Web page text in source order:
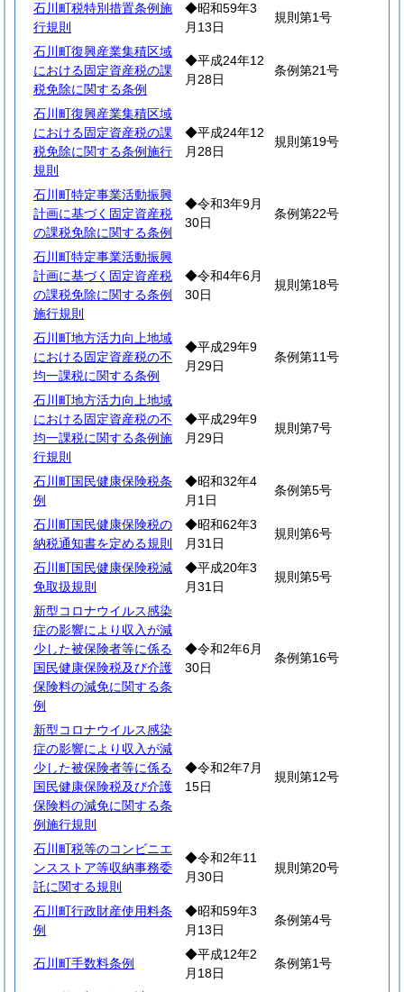
石川町税特別措置条例施
行規則
◆昭和59年3
月13日
規則第1号
石川町復興産業集積区域
における固定資産税の課
税免除に関する条例
◆平成24年12
月28日
条例第21号
石川町復興産業集積区域
における固定資産税の課
税免除に関する条例施行
規則
◆平成24年12
月28日
規則第19号
石川町特定事業活動振興
計画に基づく固定資産税
の課税免除に関する条例
◆令和3年9月
30日
条例第22号
石川町特定事業活動振興
計画に基づく固定資産税
の課税免除に関する条例
施行規則
◆令和4年6月
30日
規則第18号
石川町地方活力向上地域
における固定資産税の不
均一課税に関する条例
◆平成29年9
月29日
条例第11号
石川町地方活力向上地域
における固定資産税の不
均一課税に関する条例施
行規則
◆平成29年9
月29日
規則第7号
石川町国民健康保険税条
例
◆昭和32年4
月1日
条例第5号
石川町国民健康保険税の
納税通知書を定める規則
◆昭和62年3
月31日
規則第6号
石川町国民健康保険税減
免取扱規則
◆平成20年3
月31日
規則第5号
新型コロナウイルス感染
症の影響により収入が減
少した被保険者等に係る
国民健康保険税及び介護
保険料の減免に関する条
例
◆令和2年6月
30日
条例第16号
新型コロナウイルス感染
症の影響により収入が減
少した被保険者等に係る
国民健康保険税及び介護
保険料の減免に関する条
例施行規則
◆令和2年7月
15日
規則第12号
石川町税等のコンビニエ
ンスストア等収納事務委
託に関する規則
◆令和2年11
月30日
規則第20号
石川町行政財産使用料条
例
◆昭和59年3
月13日
条例第4号
石川町手数料条例
◆平成12年2
月18日
条例第1号